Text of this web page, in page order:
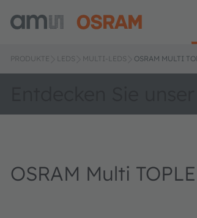
PRODUKTE LEDS MULTI-LEDS OSRAM MULTI
OSRAM Multi